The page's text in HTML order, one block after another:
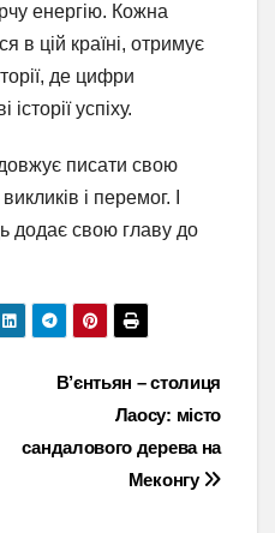
енергію. Кожна
в цій країні, отримує
де цифри
успіху.
писати свою
і перемог. І
додає свою главу до
В’єнтьян – столиця
Лаосу: місто
сандалового дерева на
Меконгу